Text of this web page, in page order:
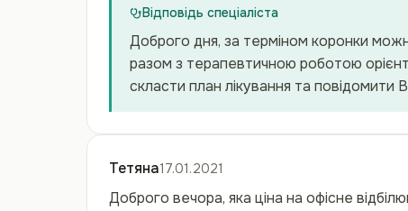
Відповідь спеціаліста
Доброго дня, за терміном коронки
разом з терапевтичною роботою
скласти план лікування та
Тетяна17.01.2021
Доброго вечора, яка ціна на офісне